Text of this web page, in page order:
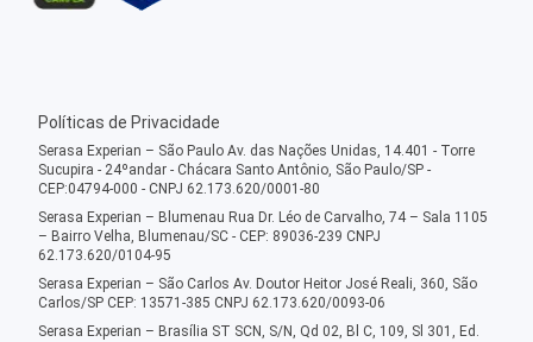
Políticas de Privacidade
Serasa Experian – São Paulo Av. das Nações Unidas, 14.401 - Torre
Sucupira - 24ºandar - Chácara Santo Antônio, São Paulo/SP -
CEP:04794-000 - CNPJ 62.173.620/0001-80
Serasa Experian – Blumenau Rua Dr. Léo de Carvalho, 74 – Sala 1105
– Bairro Velha, Blumenau/SC - CEP: 89036-239 CNPJ
62.173.620/0104-95
Serasa Experian – São Carlos Av. Doutor Heitor José Reali, 360, São
Carlos/SP CEP: 13571-385 CNPJ 62.173.620/0093-06
Serasa Experian – Brasília ST SCN, S/N, Qd 02, Bl C, 109, Sl 301, Ed.